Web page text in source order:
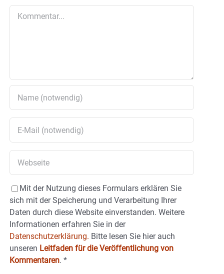
Mit der Nutzung dieses Formulars erklären Sie
sich mit der Speicherung und Verarbeitung Ihrer
Daten durch diese Website einverstanden. Weitere
Informationen erfahren Sie in der
Datenschutzerklärung. Bitte lesen Sie hier auch
unseren Leitfaden für die Veröffentlichung von
Kommentaren. *